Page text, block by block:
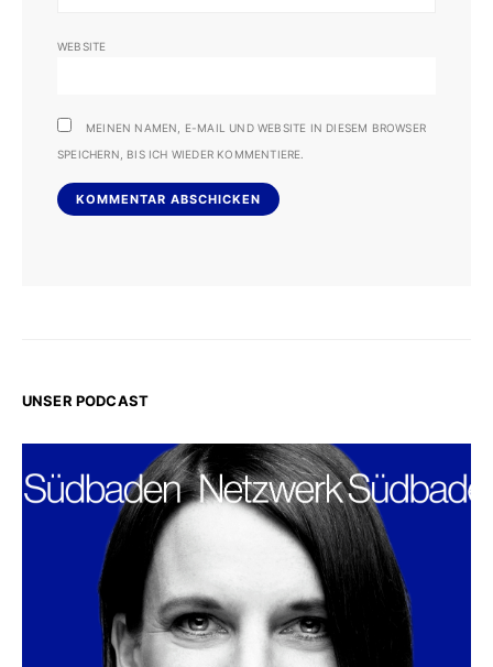
WEBSITE
MEINEN NAMEN, E-MAIL UND WEBSITE IN DIESEM BROWSER
SPEICHERN, BIS ICH WIEDER KOMMENTIERE.
UNSER PODCAST